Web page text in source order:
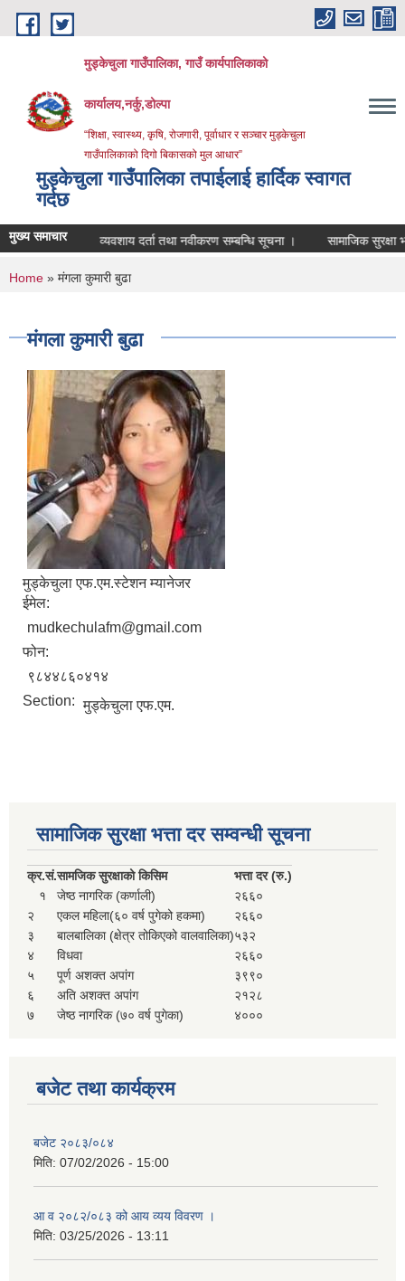
Skip to main content
मुड्केचुला गाउँपालिका, गाउँ कार्यपालिकाको
कार्यालय,नर्कु,डोल्पा
“शिक्षा, स्वास्थ्य, कृषि, रोजगारी, पूर्वाधार र सञ्चार मुड्केचुला
गाउँपालिकाको दिगो बिकासको मुल आधार”
मुड्केचुला गाउँपालिका तपाईलाई हार्दिक स्वागत
गर्दछ
मुख्य समाचार
। व्यवशाय दर्ता तथा नवीकरण सम्बन्धि सूचना । सामाजिक सुरक्षा भत्ता
You are here
Home » मंगला कुमारी बुढा
मंगला कुमारी बुढा
मुड्केचुला एफ.एम.स्टेशन म्यानेजर
ईमेल:
mudkechulafm@gmail.com
फोन:
९८४४८६०४१४
Section: मुड्केचुला एफ.एम.
सामाजिक सुरक्षा भत्ता दर सम्वन्धी सूचना
क्र.सं.सामजिक सुरक्षाको किसिम
भत्ता दर (रु.)
१
जेष्ठ नागरिक (कर्णाली)
२६६०
२
एकल महिला(६० वर्ष पुगेको हकमा)
२६६०
३
बालबालिका (क्षेत्र तोकिएको वालवालिका)५३२
४
विधवा
२६६०
५
पूर्ण अशक्त अपांग
३९९०
६
अति अशक्त अपांग
२१२८
७
जेष्ठ नागरिक (७० वर्ष पुगेका) ४०००
बजेट तथा कार्यक्रम
बजेट २०८३/०८४
मिति: 07/02/2026 - 15:00
आ व २०८२/०८३ को आय व्यय विवरण ।
मिति: 03/25/2026 - 13:11